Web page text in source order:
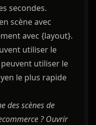
secondes.
scène avec
avec {layout}.
utiliser le
utiliser le
le plus rapide
des scènes de
?Ouvrir